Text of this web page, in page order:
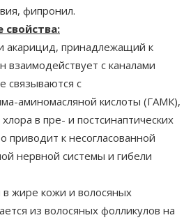
фипронил.
акарицид, принадлежащий к
взаимодействует с каналами
связываются с
аминомасляной кислоты (ГАМК),
в пре- и постсинаптических
приводит к несогласованной
нервной системы и гибели
в жире кожи и волосяных
из волосяных фолликулов на